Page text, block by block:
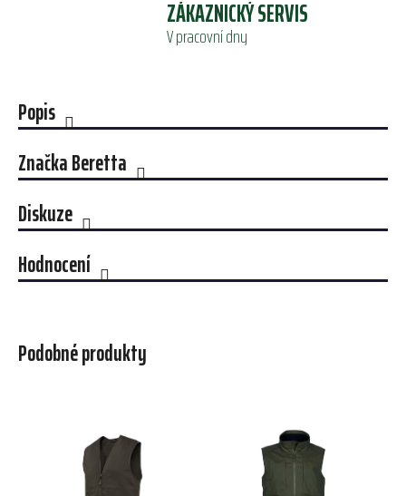
ZÁKAZNICKÝ SERVIS
V pracovní dny
Popis
ZnačkaBeretta
Diskuze
Hodnocení
Podobné produkty